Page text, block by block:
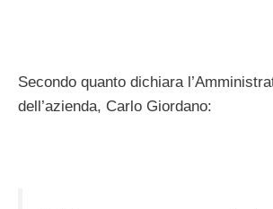
Secondo quanto dichiara
dell’azienda, Carlo Giordano: